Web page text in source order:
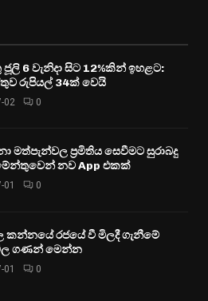
ජූලි 6 වැනිදා සිට 12%කින් ඉහළට:
රුපියල් 34ක් වෙයි
02 0
මත්පැන්වල ප්‍රමිතිය සෙවීමට සුරාබදු
නව App එකක්
01 0
කන්නයේ රජයේ වී මිලදී ගැනීමේ
ගණන් මෙන්න
01 0